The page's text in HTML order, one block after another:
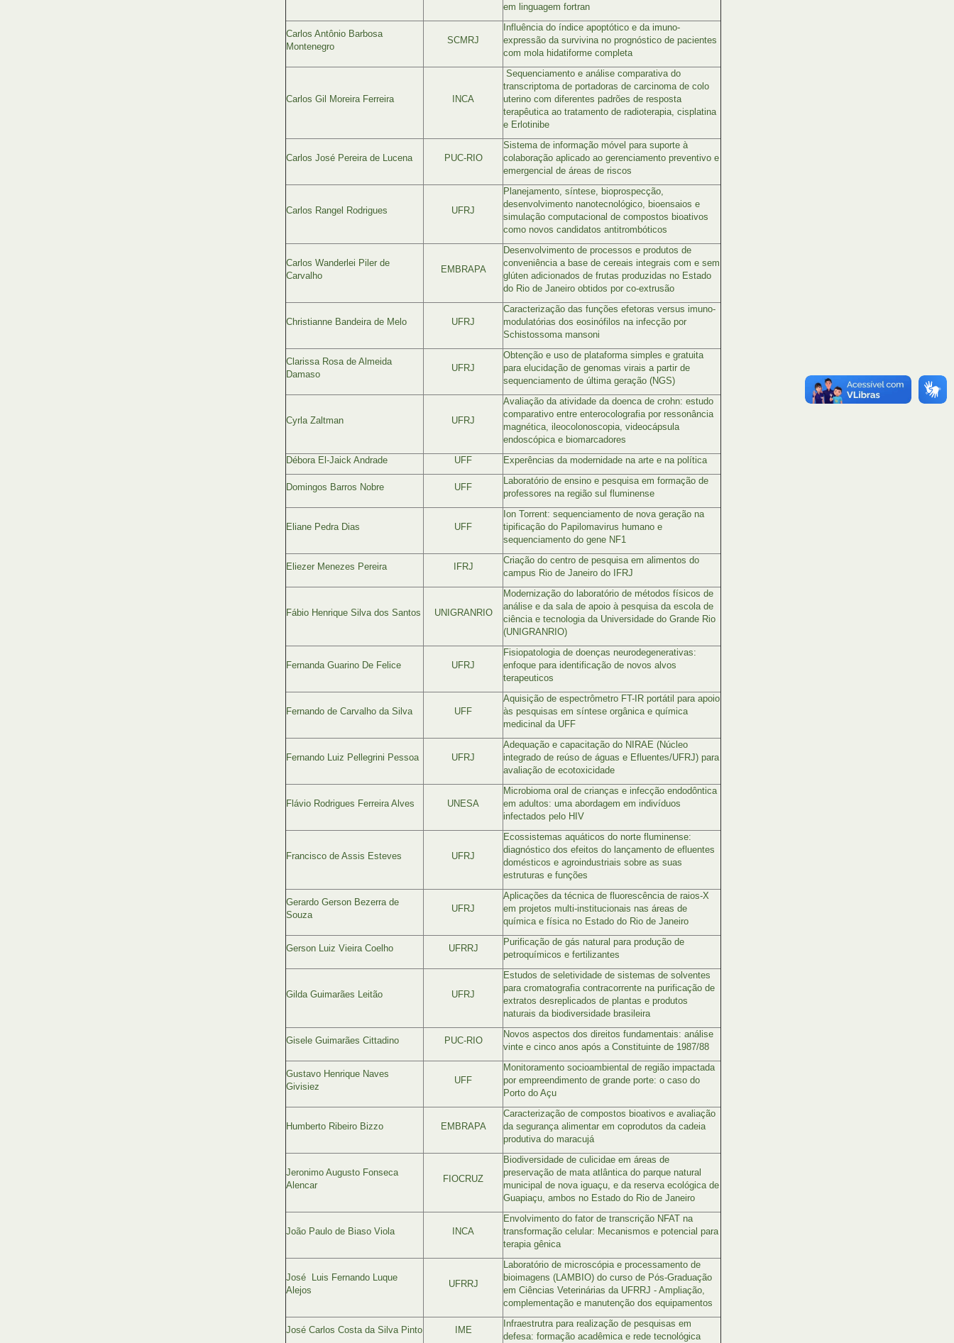
em linguagem fortran
Carlos Antônio Barbosa
Montenegro
SCMRJ
Influência do índice apoptótico e da imuno-
expressão da survivina no prognóstico de pacientes
com mola hidatiforme completa
Carlos Gil Moreira Ferreira INCA
Sequenciamento e análise comparativa do
transcriptoma de portadoras de carcinoma de colo
uterino com diferentes padrões de resposta
terapêutica ao tratamento de radioterapia, cisplatina
e Erlotinibe
Carlos José Pereira de Lucena PUC-RIO
Sistema de informação móvel para suporte à
colaboração aplicado ao gerenciamento preventivo e
emergencial de áreas de riscos
Carlos Rangel Rodrigues UFRJ
Planejamento, síntese, bioprospecção,
desenvolvimento nanotecnológico, bioensaios e
simulação computacional de compostos bioativos
como novos candidatos antitrombóticos
Carlos Wanderlei Piler de
Carvalho
EMBRAPA
Desenvolvimento de processos e produtos de
conveniência a base de cereais integrais com e sem
glúten adicionados de frutas produzidas no Estado
do Rio de Janeiro obtidos por co-extrusão
Christianne Bandeira de Melo UFRJ
Caracterização das funções efetoras versus imuno-
modulatórias dos eosinófilos na infecção por
Schistossoma mansoni
Clarissa Rosa de Almeida
Damaso
UFRJ
Obtenção e uso de plataforma simples e gratuita
para elucidação de genomas virais a partir de
sequenciamento de última geração (NGS)
Cyrla Zaltman UFRJ
Avaliação da atividade da doenca de crohn: estudo
comparativo entre enterocolografia por ressonância
magnética, ileocolonoscopia, videocápsula
endoscópica e biomarcadores
Débora El-Jaick Andrade
UFF Experências da modernidade na arte e na política
Domingos Barros Nobre UFF
Laboratório de ensino e pesquisa em formação de
professores na região sul fluminense
Eliane Pedra Dias UFF
Ion Torrent: sequenciamento de nova geração na
tipificação do Papilomavirus humano e
sequenciamento do gene NF1
Eliezer Menezes Pereira IFRJ
Criação do centro de pesquisa em alimentos do
campus Rio de Janeiro do IFRJ
Fábio Henrique Silva dos Santos UNIGRANRIO
Modernização do laboratório de métodos físicos de
análise e da sala de apoio à pesquisa da escola de
ciência e tecnologia da Universidade do Grande Rio
(UNIGRANRIO)
Fernanda Guarino De Felice UFRJ
Fisiopatologia de doenças neurodegenerativas:
enfoque para identificação de novos alvos
terapeuticos
Fernando de Carvalho da Silva UFF
Aquisição de espectrômetro FT-IR portátil para apoio
às pesquisas em síntese orgânica e química
medicinal da UFF
Fernando Luiz Pellegrini Pessoa UFRJ
Adequação e capacitação do NIRAE (Núcleo
integrado de reúso de águas e Efluentes/UFRJ) para
avaliação de ecotoxicidade
Flávio Rodrigues Ferreira Alves UNESA
Microbioma oral de crianças e infecção endodôntica
em adultos: uma abordagem em indivíduos
infectados pelo HIV
Francisco de Assis Esteves UFRJ
Ecossistemas aquáticos do norte fluminense:
diagnóstico dos efeitos do lançamento de efluentes
domésticos e agroindustriais sobre as suas
estruturas e funções
Gerardo Gerson Bezerra de
Souza
UFRJ
Aplicações da técnica de fluorescência de raios-X
em projetos multi-institucionais nas áreas de
química e física no Estado do Rio de Janeiro
Gerson Luiz Vieira Coelho UFRRJ
Purificação de gás natural para produção de
petroquímicos e fertilizantes
Gilda Guimarães Leitão UFRJ
Estudos de seletividade de sistemas de solventes
para cromatografia contracorrente na purificação de
extratos desreplicados de plantas e produtos
naturais da biodiversidade brasileira
Gisele Guimarães Cittadino PUC-RIO
Novos aspectos dos direitos fundamentais: análise
vinte e cinco anos após a Constituinte de 1987/88
Gustavo Henrique Naves
Givisiez
UFF
Monitoramento socioambiental de região impactada
por empreendimento de grande porte: o caso do
Porto do Açu
Humberto Ribeiro Bizzo EMBRAPA
Caracterização de compostos bioativos e avaliação
da segurança alimentar em coprodutos da cadeia
produtiva do maracujá
Jeronimo Augusto Fonseca
Alencar
FIOCRUZ
Biodiversidade de culicidae em áreas de
preservação de mata atlântica do parque natural
municipal de nova iguaçu, e da reserva ecológica de
Guapiaçu, ambos no Estado do Rio de Janeiro
João Paulo de Biaso Viola INCA
Envolvimento do fator de transcrição NFAT na
transformação celular: Mecanismos e potencial para
terapia gênica
José Luis Fernando Luque
Alejos
UFRRJ
Laboratório de microscópia e processamento de
bioimagens (LAMBIO) do curso de Pós-Graduação
em Ciências Veterinárias da UFRRJ - Ampliação,
complementação e manutenção dos equipamentos
José Carlos Costa da Silva Pinto IME
Infraestrutra para realização de pesquisas em
defesa: formação acadêmica e rede tecnológica